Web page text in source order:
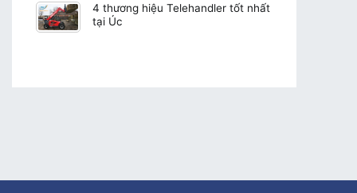
4 thương hiệu Telehandler tốt nhất
tại Úc